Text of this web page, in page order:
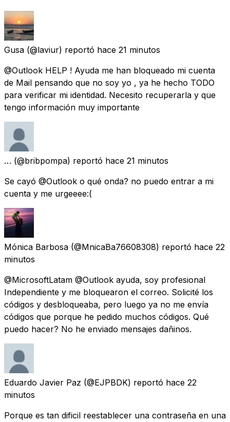
Gusa (@laviur) reportó hace 21 minutos
@Outlook HELP ! Ayuda me han bloqueado mi cuenta
de Mail pensando que no soy yo , ya he hecho TODO
para verificar mi identidad. Necesito recuperarla y que
tengo información muy importante
… (@bribpompa) reportó hace 21 minutos
Se cayó @Outlook o qué onda? no puedo entrar a mi
cuenta y me urgeeee:(
Mónica Barbosa (@MnicaBa76608308) reportó hace 22
minutos
@MicrosoftLatam @Outlook ayuda, soy profesional
Independiente y me bloquearon el correo. Solicité los
códigos y desbloqueaba, pero luego ya no me envía
códigos que porque he pedido muchos códigos. Qué
puedo hacer? No he enviado mensajes dañinos.
Eduardo Javier Paz (@EJPBDK) reportó hace 22
minutos
Porque es tan dificil reestablecer una contraseña en una